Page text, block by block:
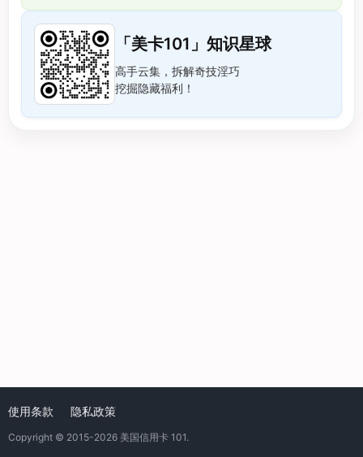
「美卡101」知识星球
高手云集，拆解奇技淫巧
挖掘隐藏福利！
使用条款 隐私政策
Copyright © 2015-2026 美国信用卡 101.